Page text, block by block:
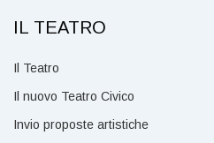
IL TEATRO
Il Teatro
Il nuovo Teatro Civico
Invio proposte artistiche